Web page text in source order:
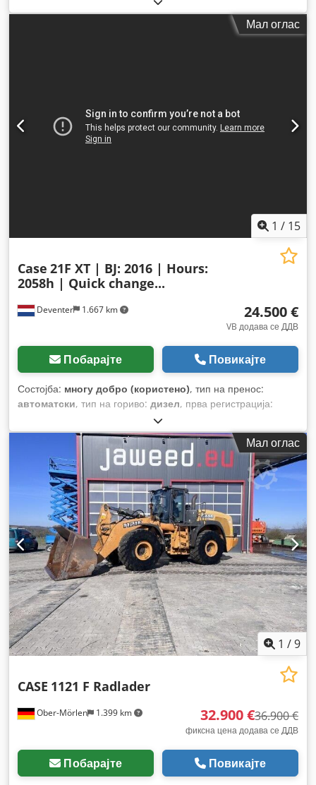
Мал оглас
1 / 15
Deventer 1.667 km
Case 21F XT | BJ: 2016 | Hours:
2058h | Quick change...
24.500 €
VB додава се ДДВ
Побарајте Повикајте
Состојба: многу добро (користено), тип на пренос:
автоматски, тип на гориво: дизел, прва регистрација:
, Година на изградба:2016
h, Опрема:кабина,
Мал оглас
1 /9
Ober-Mörlen 1.399 km
CASE 1121 F Radlader
32.900 €36.900 €
фиксна цена додава се ДДВ
Побарајте Повикајте